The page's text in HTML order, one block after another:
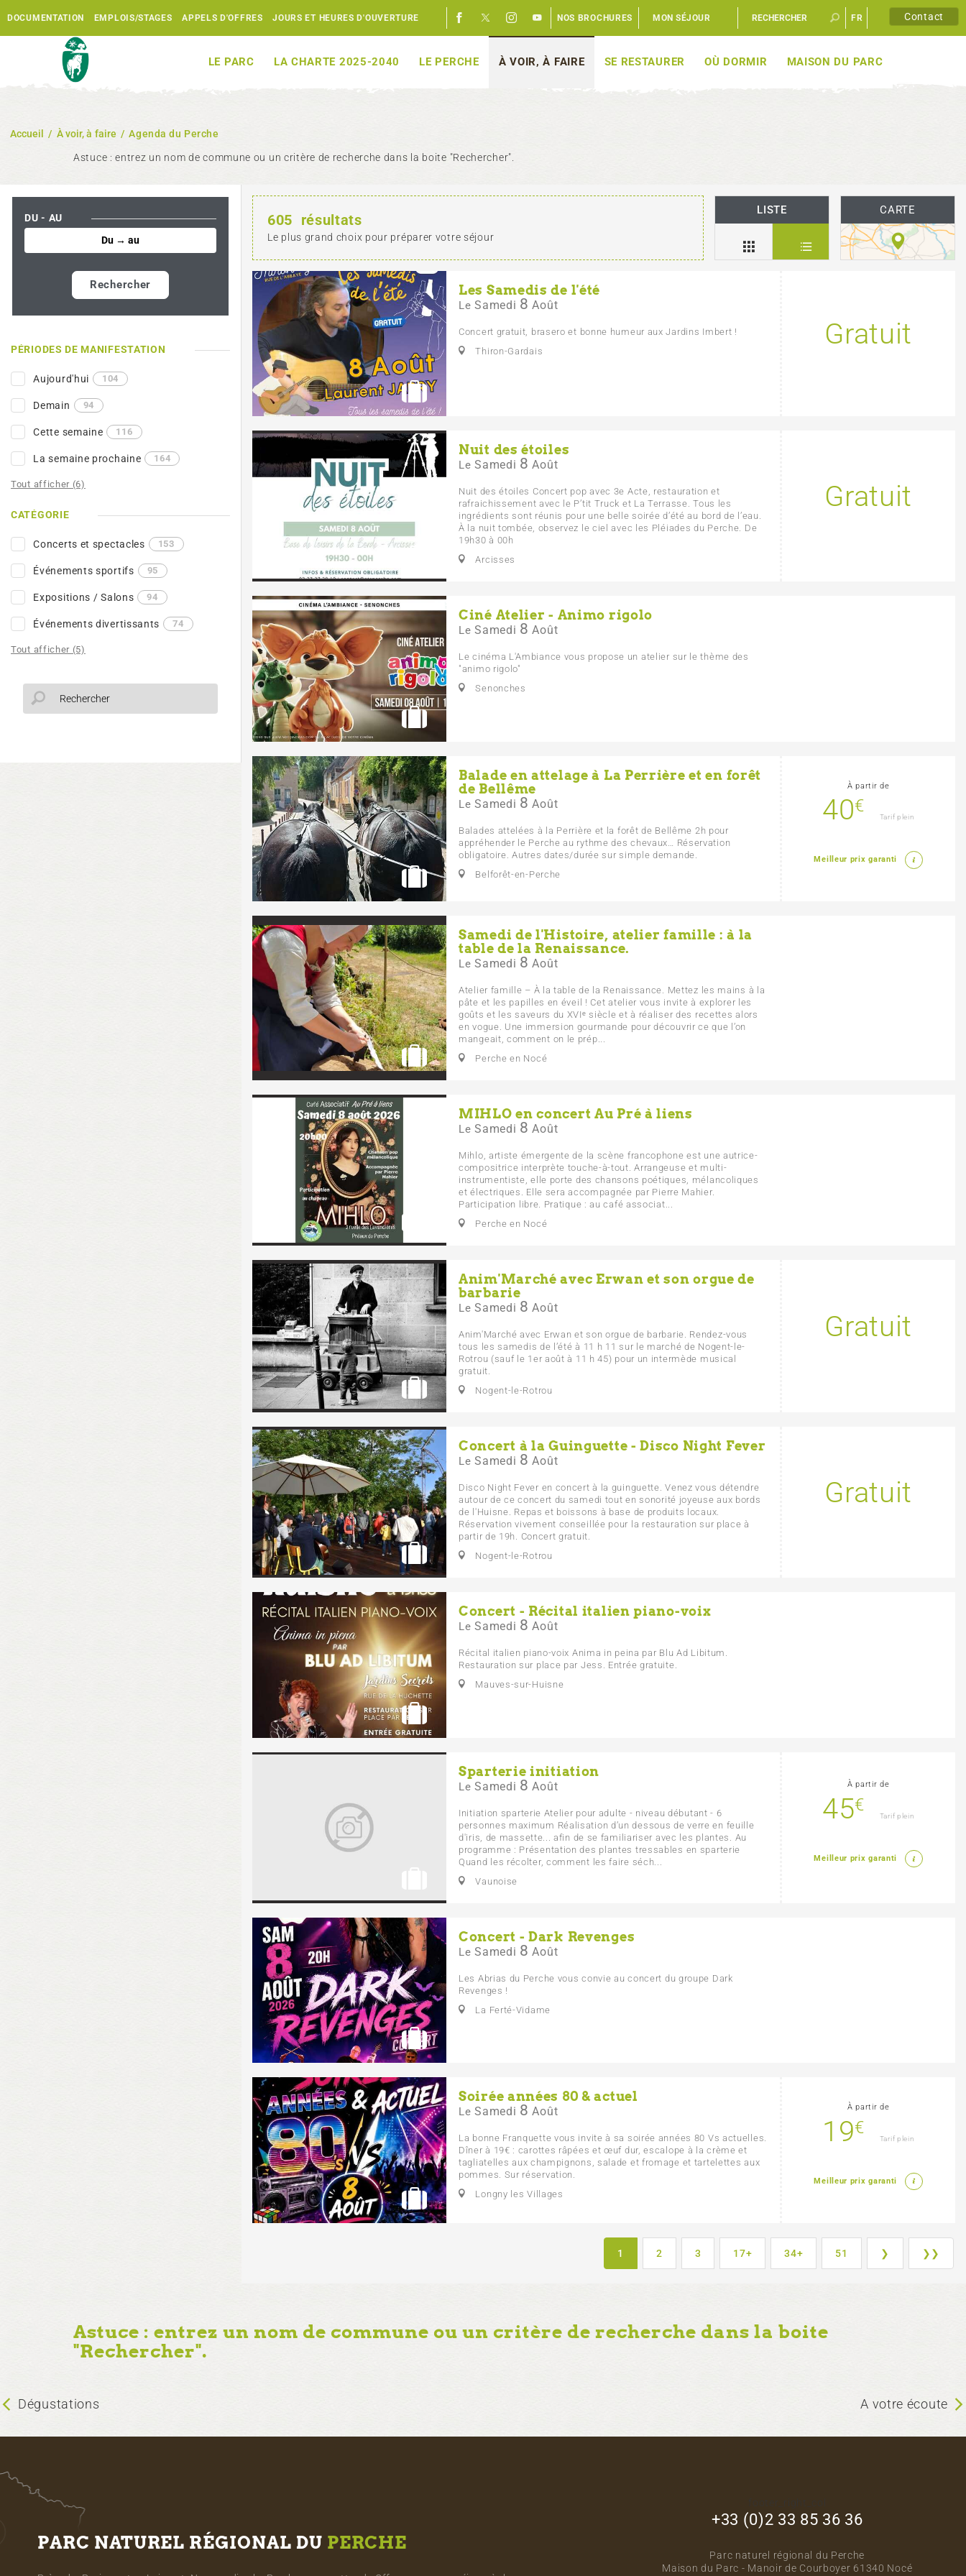
Contact
DOCUMENTATION EMPLOIS/STAGES APPELS D'OFFRES JOURS ET HEURES D'OUVERTURE FR
MON SÉJOUR
NOS BROCHURES
LE PARC LA CHARTE 2025-2040 LE PERCHE À VOIR, À FAIRE SE RESTAURER OÙ DORMIR MAISON DU PARC
Accueil / À voir, à faire / Agenda du Perche
Astuce : entrez un nom de commune ou un critère de recherche dans la boite "Rechercher".
DU - AU
Rechercher
PÉRIODES DE MANIFESTATION
Aujourd'hui 104
Demain 94
Cette semaine 116
La semaine prochaine 164
Tout afficher (6)
CATÉGORIE
Concerts et spectacles 153
Événements sportifs 95
Expositions / Salons 94
Événements divertissants 74
Tout afficher (5)
605 résultats
Le plus grand choix pour préparer votre séjour
LISTE CARTE
Les Samedis de l'été
Le Samedi 8 Août
Concert gratuit, brasero et bonne humeur aux Jardins Imbert !
Thiron-Gardais
Gratuit
Nuit des étoiles
Le Samedi 8 Août
Nuit des étoiles Concert pop avec 3e Acte, restauration et
rafraichissement avec le P’tit Truck et La Terrasse. Tous les
ingrédients sont réunis pour une belle soirée d’été au bord de l’eau.
À la nuit tombée, observez le ciel avec les Pléiades du Perche. De
19h30 à 00h
Arcisses
Gratuit
Ciné Atelier - Animo rigolo
Le Samedi 8 Août
Le cinéma L'Ambiance vous propose un atelier sur le thème des
"animo rigolo"
Senonches
Balade en attelage à La Perrière et en forêt
de Bellême
Le Samedi 8 Août
Balades attelées à la Perrière et la forêt de Bellême 2h pour
appréhender le Perche au rythme des chevaux… Réservation
obligatoire. Autres dates/durée sur simple demande.
Belforêt-en-Perche
À partir de
40€
Tarif plein
Meilleur prix garanti
Samedi de l'Histoire, atelier famille : à la
table de la Renaissance.
Le Samedi 8 Août
Atelier famille – À la table de la Renaissance. Mettez les mains à la
pâte et les papilles en éveil ! Cet atelier vous invite à explorer les
goûts et les saveurs du XVIᵉ siècle et à réaliser des recettes alors
en vogue. Une immersion gourmande pour découvrir ce que l’on
mangeait, comment on le prép...
Perche en Nocé
MIHLO en concert Au Pré à liens
Le Samedi 8 Août
Mihlo, artiste émergente de la scène francophone est une autrice-
compositrice interprète touche-à-tout. Arrangeuse et multi-
instrumentiste, elle porte des chansons poétiques, mélancoliques
et électriques. Elle sera accompagnée par Pierre Mahier.
Participation libre. Pratique : au café associat...
Perche en Nocé
Anim'Marché avec Erwan et son orgue de
barbarie
Le Samedi 8 Août
Anim'Marché avec Erwan et son orgue de barbarie. Rendez-vous
tous les samedis de l’été à 11 h 11 sur le marché de Nogent-le-
Rotrou (sauf le 1er août à 11 h 45) pour un intermède musical
gratuit.
Nogent-le-Rotrou
Gratuit
Concert à la Guinguette - Disco Night Fever
Le Samedi 8 Août
Disco Night Fever en concert à la guinguette. Venez vous détendre
autour de ce concert du samedi tout en sonorité joyeuse aux bords
de l'Huisne. Repas et boissons à base de produits locaux.
Réservation vivement conseillée pour la restauration sur place à
partir de 19h. Concert gratuit.
Nogent-le-Rotrou
Gratuit
Concert - Récital italien piano-voix
Le Samedi 8 Août
Récital italien piano-voix Anima in peina par Blu Ad Libitum.
Restauration sur place par Jess. Entrée gratuite.
Mauves-sur-Huisne
Sparterie initiation
Le Samedi 8 Août
Initiation sparterie Atelier pour adulte - niveau débutant - 6
personnes maximum Réalisation d’un dessous de verre en feuille
d'iris, de massette... afin de se familiariser avec les plantes. Au
programme : Présentation des plantes tressables en sparterie
Quand les récolter, comment les faire séch...
Vaunoise
À partir de
45€
Tarif plein
Meilleur prix garanti
Concert - Dark Revenges
Le Samedi 8 Août
Les Abrias du Perche vous convie au concert du groupe Dark
Revenges !
La Ferté-Vidame
Soirée années 80 & actuel
Le Samedi 8 Août
La bonne Franquette vous invite à sa soirée années 80 Vs actuelles.
Dîner à 19€ : carottes râpées et œuf dur, escalope à la crème et
tagliatelles aux champignons, salade et fromage et tartelettes aux
pommes. Sur réservation.
Longny les Villages
À partir de
19€
Tarif plein
Meilleur prix garanti
1 2 3 17+ 34+ 51 ❯ ❯❯
Astuce : entrez un nom de commune ou un critère de recherche dans la boite
"Rechercher".
Dégustations A votre écoute
PARC NATUREL RÉGIONAL DU PERCHE
+33 (0)2 33 85 36 36
Parc naturel régional du Perche
Maison du Parc - Manoir de Courboyer 61340 Nocé